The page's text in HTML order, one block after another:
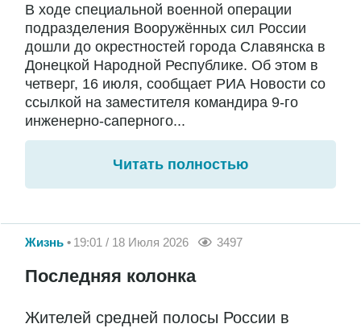
В ходе специальной военной операции
подразделения Вооружённых сил России
дошли до окрестностей города Славянска в
Донецкой Народной Республике. Об этом в
четверг, 16 июля, сообщает РИА Новости со
ссылкой на заместителя командира 9-го
инженерно-саперного...
Читать полностью
Жизнь 19:01 / 18 Июля 2026 3497
Последняя колонка
Жителей средней полосы России в